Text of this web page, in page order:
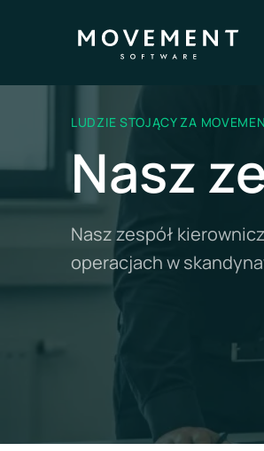
LUDZIE STOJĄCY ZA
Nasz
Nasz zespół
operacjach w